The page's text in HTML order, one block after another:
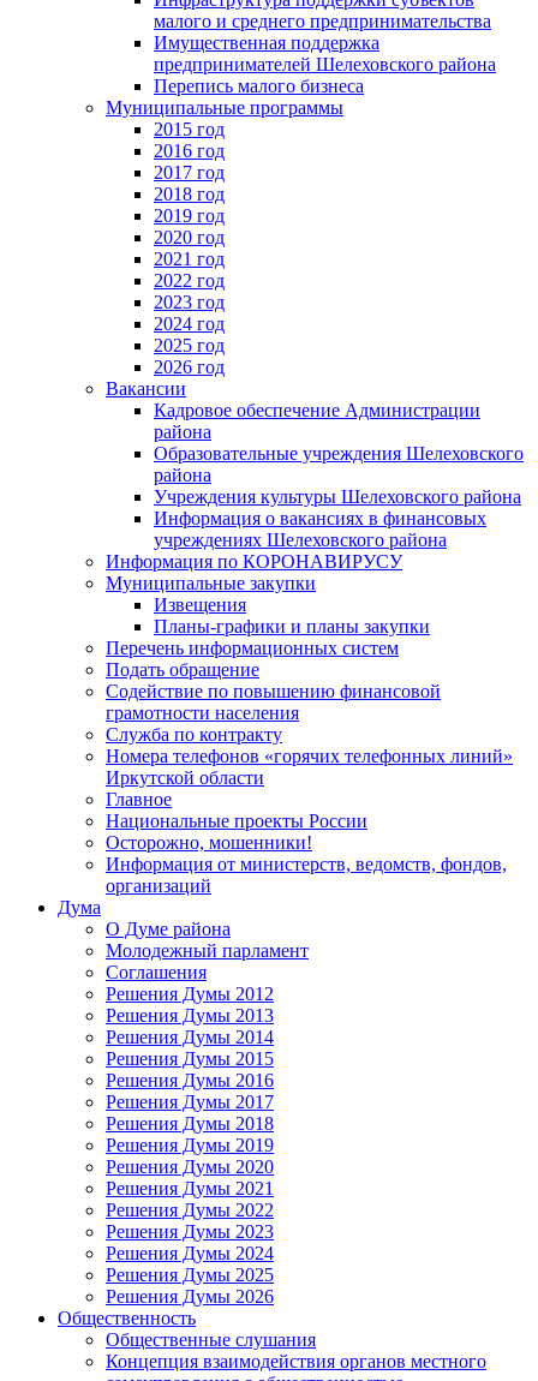
малого и среднего предпринимательства
Имущественная поддержка
предпринимателей Шелеховского района
Перепись малого бизнеса
Муниципальные программы
2015 год
2016 год
2017 год
2018 год
2019 год
2020 год
2021 год
2022 год
2023 год
2024 год
2025 год
2026 год
Вакансии
Кадровое обеспечение Администрации
района
Образовательные учреждения Шелеховского
района
Учреждения культуры Шелеховского района
Информация о вакансиях в финансовых
учреждениях Шелеховского района
Информация по КОРОНАВИРУСУ
Муниципальные закупки
Извещения
Планы-графики и планы закупки
Перечень информационных систем
Подать обращение
Содействие по повышению финансовой
грамотности населения
Служба по контракту
Номера телефонов «горячих телефонных линий»
Иркутской области
Главное
Национальные проекты России
Осторожно, мошенники!
Информация от министерств, ведомств, фондов,
организаций
Дума
О Думе района
Молодежный парламент
Соглашения
Решения Думы 2012
Решения Думы 2013
Решения Думы 2014
Решения Думы 2015
Решения Думы 2016
Решения Думы 2017
Решения Думы 2018
Решения Думы 2019
Решения Думы 2020
Решения Думы 2021
Решения Думы 2022
Решения Думы 2023
Решения Думы 2024
Решения Думы 2025
Решения Думы 2026
Общественность
Общественные слушания
Концепция взаимодействия органов местного